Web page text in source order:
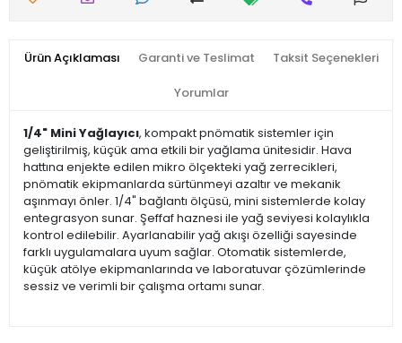
Ürün Açıklaması Garanti ve Teslimat Taksit Seçenekleri
Yorumlar
1/4" Mini Yağlayıcı, kompakt pnömatik sistemler için
geliştirilmiş, küçük ama etkili bir yağlama ünitesidir. Hava
hattına enjekte edilen mikro ölçekteki yağ zerrecikleri,
pnömatik ekipmanlarda sürtünmeyi azaltır ve mekanik
aşınmayı önler. 1/4" bağlantı ölçüsü, mini sistemlerde kolay
entegrasyon sunar. Şeffaf haznesi ile yağ seviyesi kolaylıkla
kontrol edilebilir. Ayarlanabilir yağ akışı özelliği sayesinde
farklı uygulamalara uyum sağlar. Otomatik sistemlerde,
küçük atölye ekipmanlarında ve laboratuvar çözümlerinde
sessiz ve verimli bir çalışma ortamı sunar.